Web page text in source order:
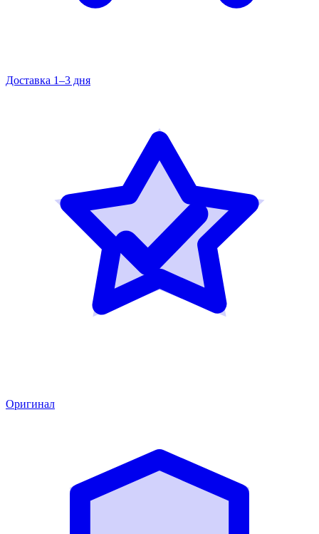
Доставка 1–3 дня
Оригинал